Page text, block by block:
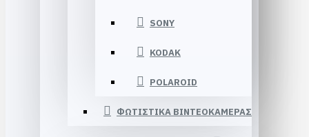
SONY
KODAK
POLAROID
ΦΩΤΙΣΤΙΚΑ ΒΙΝΤΕΟΚΑΜΕΡΑΣ